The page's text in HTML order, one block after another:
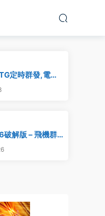
定時群發,電報
群發
破解版 – 飛機群
解版,群發軟件,
群發器,電